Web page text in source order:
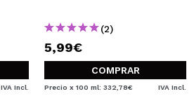
IVA Incl.
(2)
5,99€
COMPRAR
Precio x 100 ml: 332,78€ IVA Incl.